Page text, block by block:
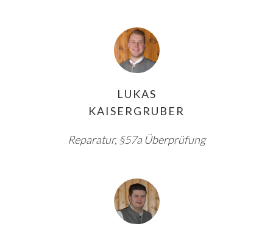
LUKAS
KAISERGRUBER
Reparatur, §57a Überprüfung